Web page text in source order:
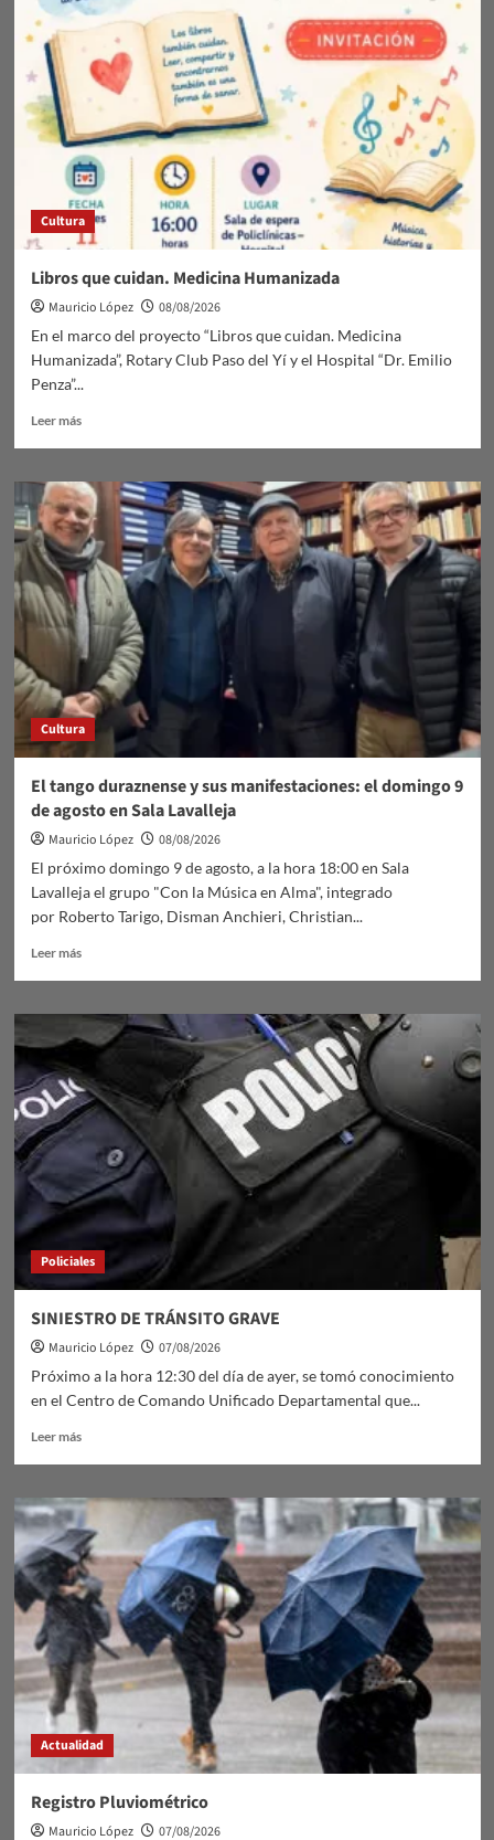
Cultura
Libros que cuidan. Medicina Humanizada
Mauricio López
08/08/2026
En el marco del proyecto “Libros que cuidan. Medicina
Humanizada”, Rotary Club Paso del Yí y el Hospital “Dr. Emilio
Penza”...
Leer másLeer
Libros
que
cuidan.
Medicina
Humanizada
Cultura
El tango duraznense y sus manifestaciones: el domingo 9
de agosto en Sala Lavalleja
Mauricio López
08/08/2026
El próximo domingo 9 de agosto, a la hora 18:00 en Sala
Lavalleja el grupo "Con la Música en Alma", integrado
por Roberto Tarigo, Disman Anchieri, Christian...
Leer másLeer
El
tango
duraznense
y
sus
manifestaciones:
el
domingo
de
agosto
Sala
Lavalleja
Policiales
SINIESTRO DE TRÁNSITO GRAVE
Mauricio López
07/08/2026
Próximo a la hora 12:30 del día de ayer, se tomó conocimiento
en el Centro de Comando Unificado Departamental que...
Leer másLeer
SINIESTRO
DE
TRÁNSITO
GRAVE
Actualidad
Registro Pluviométrico
Mauricio López
07/08/2026